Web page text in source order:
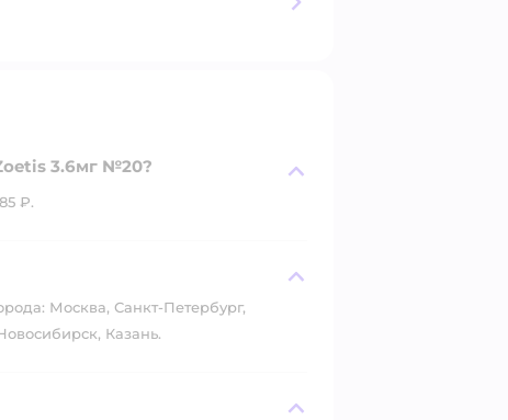
3.6мг №20?
₽.
Москва, Санкт-Петербург,
Казань.